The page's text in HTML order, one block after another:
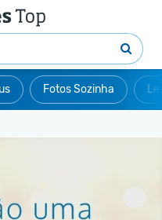
Fotos Sozinha